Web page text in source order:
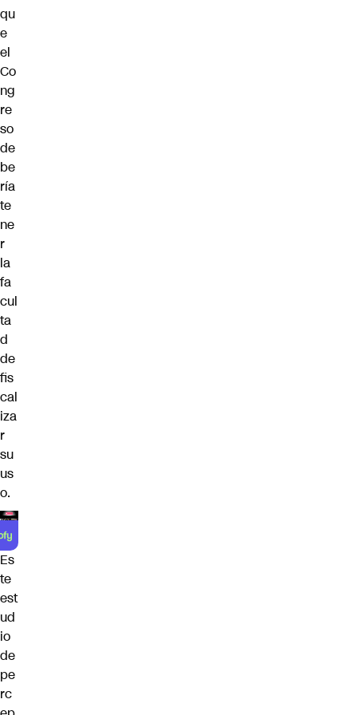
qu
e
el
Co
ng
re
so
de
be
ría
te
ne
r
la
fa
cul
ta
d
de
fis
cal
iza
r
su
us
o.
Es
te
est
ud
io
de
pe
rc